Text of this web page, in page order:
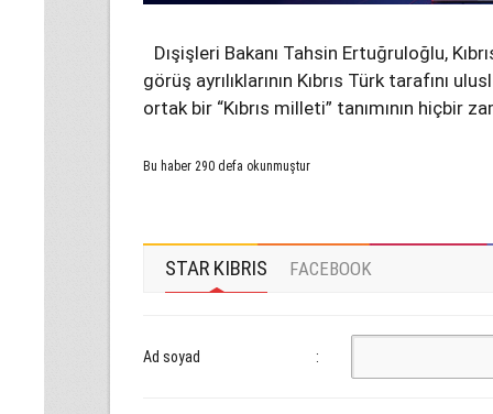
Dışişleri Bakanı Tahsin Ertuğruloğlu,
görüş ayrılıklarının Kıbrıs Türk tarafını
ortak bir “Kıbrıs milleti” tanımının hiçbir
Bu haber 290 defa okunmuştur
STAR KIBRIS FACEBOOK
Ad soyad :